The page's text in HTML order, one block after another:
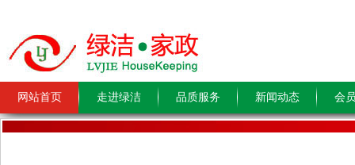
网站首页 走进绿洁 品质服务 新闻动态 会